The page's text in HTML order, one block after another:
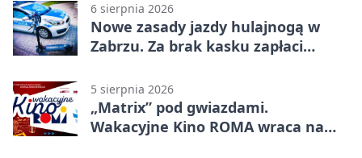
6 sierpnia 2026
Nowe zasady jazdy hulajnogą w
Zabrzu. Za brak kasku zapłaci
5 sierpnia 2026
„Matrix” pod gwiazdami.
Wakacyjne Kino ROMA wraca na